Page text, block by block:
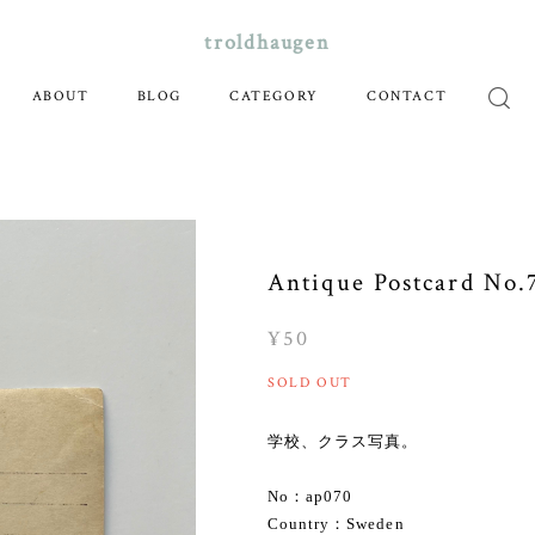
troldhaugen
ABOUT BLOG CATEGORY CONTACT
Antique Postcard
¥50
SOLD OUT
学校、クラス写真。
No：ap070
Country：Sweden